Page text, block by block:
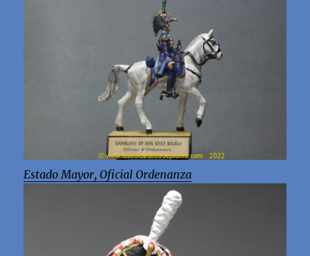
Estado Mayor, Oficial Ordenanza